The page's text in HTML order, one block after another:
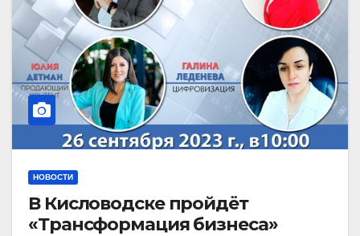
НОВОСТИ
В Кисловодске пройдёт
«Трансформация бизнеса»